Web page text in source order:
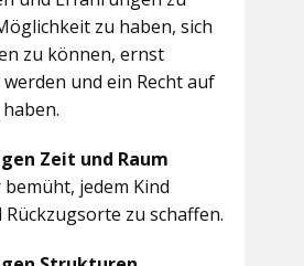
zu haben, sich
zu können, ernst
und ein Recht auf
Zeit und Raum
jedem Kind
zu schaffen.